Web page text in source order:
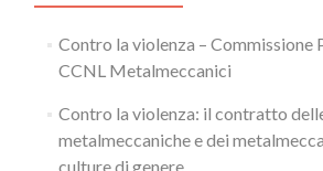
Contro la violenza – Commissione
CCNL Metalmeccanici
Contro la violenza: il contratto
metalmeccaniche e dei
culture di genere